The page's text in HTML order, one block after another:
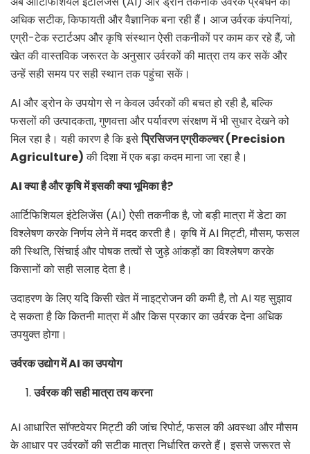
अधिक सटीक, किफायती और वैज्ञानिक बना रही हैं। आज उर्वरक कंपनियां,
एग्री-टेक स्टार्टअप और कृषि संस्थान ऐसी तकनीकों पर काम कर रहे हैं, जो
खेत की वास्तविक जरूरत के अनुसार उर्वरकों की मात्रा तय कर सकें और
उन्हें सही समय पर सही स्थान तक पहुंचा सकें।
AI और ड्रोन के उपयोग से न केवल उर्वरकों की बचत हो रही है, बल्कि
फसलों की उत्पादकता, गुणवत्ता और पर्यावरण संरक्षण में भी सुधार देखने को
मिल रहा है। यही कारण है कि इसेप्रिसिजन एग्रीकल्चर (Precision
Agriculture)की दिशा में एक बड़ा कदम माना जा रहा है।
AIक्या है और कृषि में इसकी क्या भूमिका है?
आर्टिफिशियल इंटेलिजेंस (AI) ऐसी तकनीक है, जो बड़ी मात्रा में डेटा का
विश्लेषण करके निर्णय लेने में मदद करती है। कृषि में AI मिट्टी, मौसम, फसल
की स्थिति, सिंचाई और पोषक तत्वों से जुड़े आंकड़ों का विश्लेषण करके
किसानों को सही सलाह देता है।
उदाहरण के लिए यदि किसी खेत में नाइट्रोजन की कमी है, तो AI यह सुझाव
दे सकता है कि कितनी मात्रा में और किस प्रकार का उर्वरक देना अधिक
उपयुक्त होगा।
उर्वरक उद्योग मेंAIका उपयोग
उर्वरक की सही मात्रा तय करना
AI आधारित सॉफ्टवेयर मिट्टी की जांच रिपोर्ट, फसल की अवस्था और मौसम
के आधार पर उर्वरकों की सटीक मात्रा निर्धारित करते हैं। इससे जरूरत से